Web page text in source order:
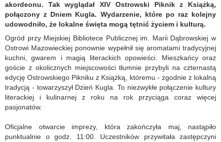
akordeonu. Tak wyglądał XIV Ostrowski Piknik z Książką,
połączony z Dniem Kugla. Wydarzenie, które po raz kolejny
udowodniło, że lokalne święta mogą tętnić życiem i kulturą.
Ogród przy Miejskiej Bibliotece Publicznej im. Marii Dąbrowskiej w
Ostrowi Mazowieckiej ponownie wypełnił się aromatami tradycyjnej
kuchni, gwarem i magią literackich opowieści. Mieszkańcy oraz
goście z okolicznych miejscowości tłumnie przybyli na czternastą
edycję Ostrowskiego Pikniku z Książką, któremu - zgodnie z lokalną
tradycją - towarzyszył Dzień Kugla. To niezwykłe połączenie kultury
literackiej i kulinarnej z roku na rok przyciąga coraz więcej
pasjonatów.
Oficjalne otwarcie imprezy, która zakończyła maj, nastąpiło
punktualnie o godz. 11:00. Uczestników przywitała zastępczyni